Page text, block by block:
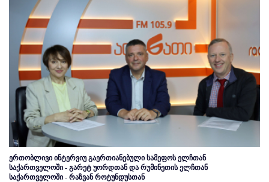
ერთობლივი ინტერვიუ გაერთიანებული სამეფოს ელჩთან
საქართველოში - გარეტ უორდთან და რუმინეთის ელჩთან
საქართველოში - რაზვან როტუნდუსთან